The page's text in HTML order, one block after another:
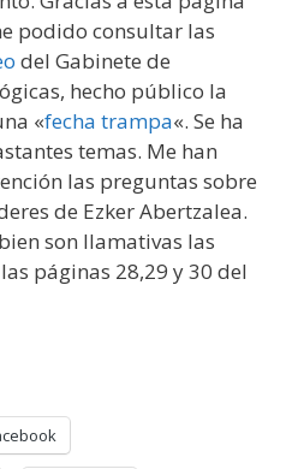
podido consultar las
del Gabinete de
hecho público la
«fecha trampa«. Se ha
temas. Me han
las preguntas sobre
de Ezker Abertzalea.
son llamativas las
páginas 28,29 y 30 del